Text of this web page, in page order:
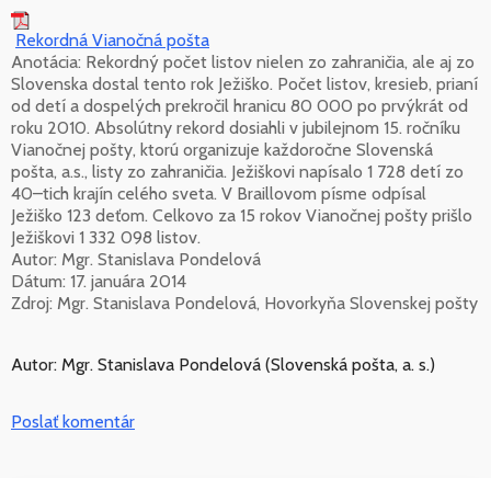
Rekordná Vianočná pošta
Anotácia: Rekordný počet listov nielen zo zahraničia, ale aj zo
Slovenska dostal tento rok Ježiško. Počet listov, kresieb, prianí
od detí a dospelých prekročil hranicu 80 000 po prvýkrát od
roku 2010. Absolútny rekord dosiahli v jubilejnom 15. ročníku
Vianočnej pošty, ktorú organizuje každoročne Slovenská
pošta, a.s., listy zo zahraničia. Ježiškovi napísalo 1 728 detí zo
40–tich krajín celého sveta. V Braillovom písme odpísal
Ježiško 123 deťom. Celkovo za 15 rokov Vianočnej pošty prišlo
Ježiškovi 1 332 098 listov.
Autor: Mgr. Stanislava Pondelová
Dátum: 17. januára 2014
Zdroj: Mgr. Stanislava Pondelová, Hovorkyňa Slovenskej pošty
Autor: Mgr. Stanislava Pondelová (Slovenská pošta, a. s.)
Poslať komentár